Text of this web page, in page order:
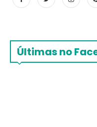
Últimas no